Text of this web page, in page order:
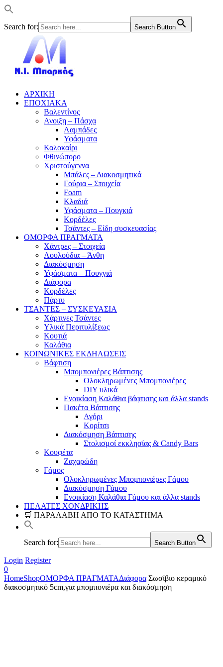
Search for: Search Button
ΑΡΧΙΚΗ
ΕΠΟΧΙΑΚΑ
Βαλεντίνος
Ανοιξη – Πάσχα
Λαμπάδες
Υφάσματα
Καλοκαίρι
Φθινώπορο
Χριστούγεννα
Μπάλες – Διακοσμητικά
Γούρια – Στοιχεία
Foam
Κλαδιά
Υφάσματα – Πουγκιά
Κορδέλες
Τσάντες – Είδη συσκευασίας
ΟΜΟΡΦΑ ΠΡΑΓΜΑΤΑ
Χάντρες – Στοιχεία
Λουλούδια – Άνθη
Διακόσμηση
Υφάσματα – Πουγγιά
Διάφορα
Κορδέλες
Πάρτυ
ΤΣΑΝΤΕΣ – ΣΥΣΚΕΥΑΣΙΑ
Χάρτινες Τσάντες
Υλικά Περιτυλίξεως
Κουτιά
Καλάθια
ΚΟΙΝΩΝΙΚΕΣ ΕΚΔΗΛΩΣΕΙΣ
Βάφτιση
Μπομπονιέρες Βάπτισης
Ολοκληρωμένες Μπομπονιέρες
DIY υλικά
Ενοικίαση Καλάθια βάφτισης και άλλα stands
Πακέτα Βάπτισης
Αγόρι
Κορίτσι
Διακόσμηση Βάπτισης
Στολισμοί εκκλησίας & Candy Bars
Κουφέτα
Ζαχαρώδη
Γάμος
Ολοκληρωμένες Μπομπονιέρες Γάμου
Διακόσμηση Γάμου
Ενοικίαση Καλάθια Γάμου και άλλα stands
ΠΕΛΑΤΕΣ ΧΟΝΔΡΙΚΗΣ
🛒 ΠΑΡΑΛΑΒΗ ΑΠΟ ΤΟ ΚΑΤΑΣΤΗΜΑ
Search for: Search Button
Login Register
0
HomeShopΟΜΟΡΦΑ ΠΡΑΓΜΑΤΑΔιάφορα Σωσίβιο κεραμικό
διακοσμητικό 5cm,για μπομπονιέρα και διακόσμηση